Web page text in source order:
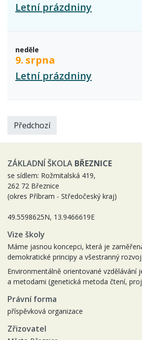
Letní prázdniny
neděle
9. srpna
Letní prázdniny
Předchozí
ZÁKLADNÍ ŠKOLA BŘEZNICE
se sídlem: Rožmitalská 419,
262 72 Březnice
(okres Příbram - Středočeský kraj)
49.5598625N, 13.9466619E
Vize školy
Máme jasnou koncepci, která je
demokratické principy a všestranný
Environmentálně orientované vzdělávání
a metodami (genetická metoda čtení,
Právní forma
příspěvková organizace
Zřizovatel